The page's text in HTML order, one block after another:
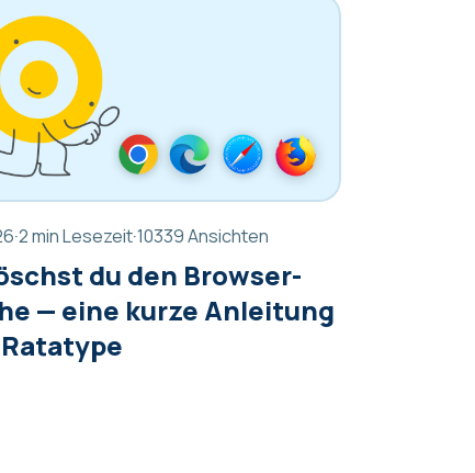
·2 min Lesezeit·10339 Ansichten
du den Browser-
— eine kurze Anleitung